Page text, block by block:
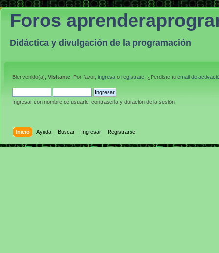
Foros
Didáctica y divulgación de la programación
Bienvenido(a), Visitante . Por favor, ingresa o regístrate . ¿Perdiste tu email de
Ingresar con nombre de usuario, contraseña y duración de la sesión
Inicio Ayuda Buscar Ingresar Registrarse